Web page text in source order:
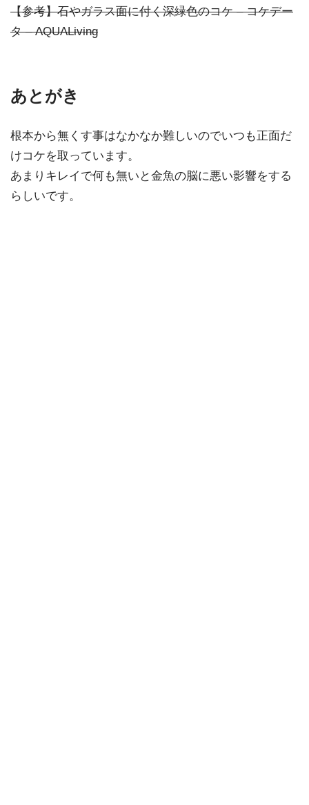
【参考】石やガラス面に付く深緑色のコケ – コケデー
タ – AQUALiving
あとがき
根本から無くす事はなかなか難しいのでいつも正面だ
けコケを取っています。
あまりキレイで何も無いと金魚の脳に悪い影響をする
らしいです。